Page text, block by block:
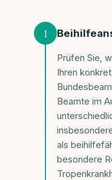
1
Prüfen Sie,
Ihren
Beamte im
als
besondere